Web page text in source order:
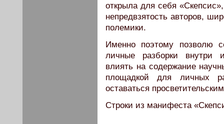
открыла для себя
непредвзятость авторов,
полемики.
Именно поэтому позволю
личные разборки внутри
влиять на содержание
площадкой для личных
оставаться
Строки из манифеста